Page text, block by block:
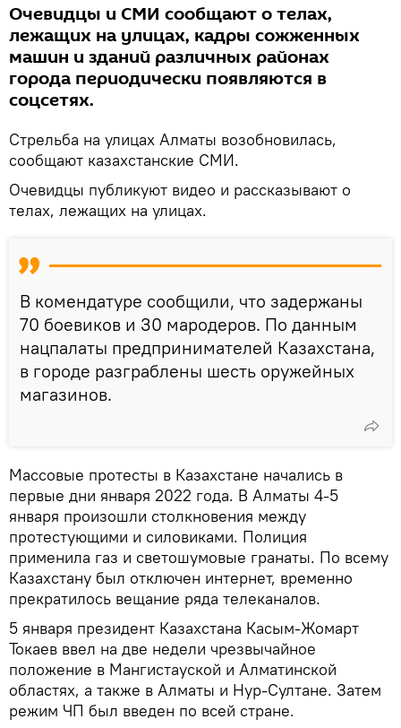
Очевидцы и СМИ сообщают о телах,
лежащих на улицах, кадры сожженных
машин и зданий различных районах
города периодически появляются в
соцсетях.
Стрельба на улицах Алматы возобновилась,
сообщают казахстанские СМИ.
Очевидцы публикуют видео и рассказывают о
телах, лежащих на улицах.
В комендатуре сообщили, что задержаны
70 боевиков и 30 мародеров. По данным
нацпалаты предпринимателей Казахстана,
в городе разграблены шесть оружейных
магазинов.
Массовые протесты в Казахстане начались в
первые дни января 2022 года. В Алматы 4-5
января произошли столкновения между
протестующими и силовиками. Полиция
применила газ и светошумовые гранаты. По всему
Казахстану был отключен интернет, временно
прекратилось вещание ряда телеканалов.
5 января президент Казахстана Касым-Жомарт
Токаев ввел на две недели чрезвычайное
положение в Мангистауской и Алматинской
областях, а также в Алматы и Нур-Султане. Затем
режим ЧП был введен по всей стране.